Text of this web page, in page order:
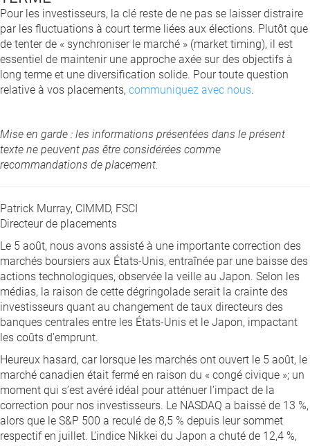
Pour les investisseurs, la clé reste de ne pas se laisser distraire
par les fluctuations à court terme liées aux élections. Plutôt que
de tenter de « synchroniser le marché » (market timing), il est
essentiel de maintenir une approche axée sur des objectifs à
long terme et une diversification solide. Pour toute question
relative à vos placements, communiquez avec nous.
Mise en garde : les informations présentées dans le présent
texte ne peuvent pas être considérées comme
recommandations de placement.
Patrick Murray, CIMMD, FSCI
Directeur de placements
Le 5 août, nous avons assisté à une importante correction des
marchés boursiers aux États-Unis, entraînée par une baisse des
actions technologiques, observée la veille au Japon. Selon les
médias, la raison de cette dégringolade serait la crainte des
investisseurs quant au changement de taux directeurs des
banques centrales entre les États-Unis et le Japon, impactant
les coûts d’emprunt.
Heureux hasard, car lorsque les marchés ont ouvert le 5 août, le
marché canadien était fermé en raison du « congé civique »; un
moment qui s’est avéré idéal pour atténuer l’impact de la
correction pour nos investisseurs. Le NASDAQ a baissé de 13 %,
alors que le S&P 500 a reculé de 8,5 % depuis leur sommet
respectif en juillet. L’indice Nikkei du Japon a chuté de 12,4 %,